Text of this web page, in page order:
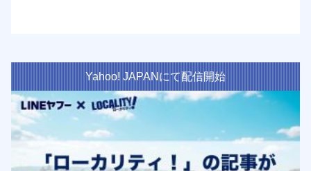
Yahoo! JAPANにて配信開始